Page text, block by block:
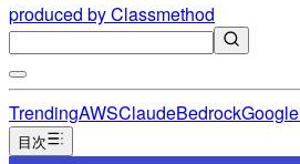
produced by Classmethod
TrendingAWSClaudeBedrock
目次